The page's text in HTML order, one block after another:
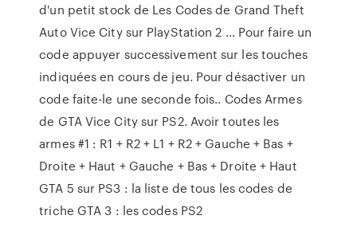
d'un petit stock de Les Codes de Grand Theft
Auto Vice City sur PlayStation 2 ... Pour faire un
code appuyer successivement sur les touches
indiquées en cours de jeu. Pour désactiver un
code faite-le une seconde fois.. Codes Armes
de GTA Vice City sur PS2. Avoir toutes les
armes #1 : R1 + R2 + L1 + R2 + Gauche + Bas +
Droite + Haut + Gauche + Bas + Droite + Haut
GTA 5 sur PS3 : la liste de tous les codes de
triche GTA 3 : les codes PS2